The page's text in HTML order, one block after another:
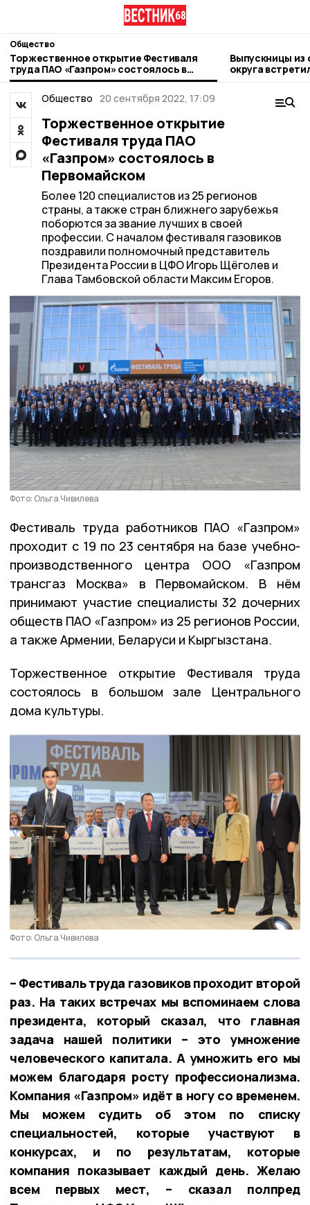
Общество
Торжественное открытие Фестиваля
труда ПАО «Газпром» состоялось в
Первомайском
Выпускницы из
округа
Общество 20 сентября 2022, 17:09
Торжественное открытие
Фестиваля труда ПАО
«Газпром» состоялось в
Первомайском
Более 120 специалистов из 25 регионов
страны, а также стран ближнего зарубежья
поборются за звание лучших в своей
профессии. С началом фестиваля газовиков
поздравили полномочный представитель
Президента России в ЦФО Игорь Щёголев и
Глава Тамбовской области Максим Егоров.
Фото: Ольга Чивилева
Фестиваль труда работников ПАО «Газпром»
проходит с 19 по 23 сентября на базе учебно-
производственного центра ООО «Газпром
трансгаз Москва» в Первомайском. В нём
принимают участие специалисты 32 дочерних
обществ ПАО «Газпром» из 25 регионов России,
а также Армении, Беларуси и Кыргызстана.
Торжественное открытие Фестиваля труда
состоялось в большом зале Центрального
дома культуры.
Фото: Ольга Чивилева
– Фестиваль труда газовиков проходит второй
раз. На таких встречах мы вспоминаем слова
президента, который сказал, что главная
задача нашей политики – это умножение
человеческого капитала. А умножить его мы
можем благодаря росту профессионализма.
Компания «Газпром» идёт в ногу со временем.
Мы можем судить об этом по списку
специальностей, которые участвуют в
конкурсах, и по результатам, которые
компания показывает каждый день. Желаю
всем первых мест, – сказал полпред